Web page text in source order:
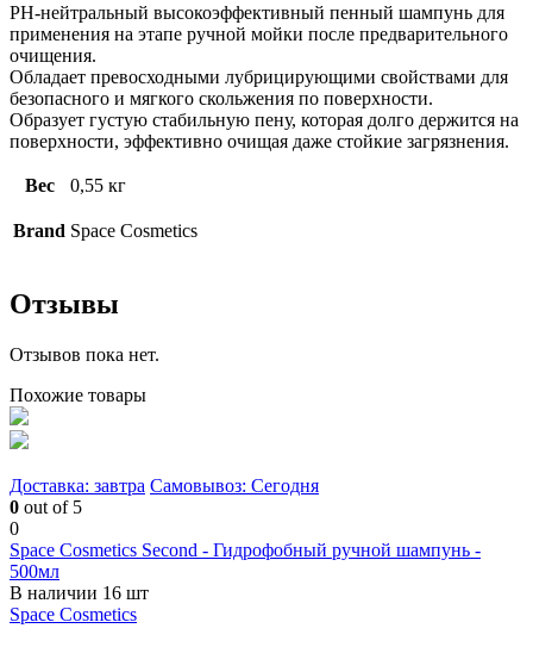
РН-нейтральный высокоэффективный пенный шампунь для
применения на этапе ручной мойки после предварительного
очищения.
Обладает превосходными лубрицирующими свойствами для
безопасного и мягкого скольжения по поверхности.
Образует густую стабильную пену, которая долго держится на
поверхности, эффективно очищая даже стойкие загрязнения.
Вес 0,55 кг
Brand Space Cosmetics
Отзывы
Отзывов пока нет.
Похожие товары
Доставка: завтра Самовывоз: Сегодня
0 out of 5
0
Space Cosmetics Second - Гидрофобный ручной шампунь -
500мл
В наличии 16 шт
Space Cosmetics